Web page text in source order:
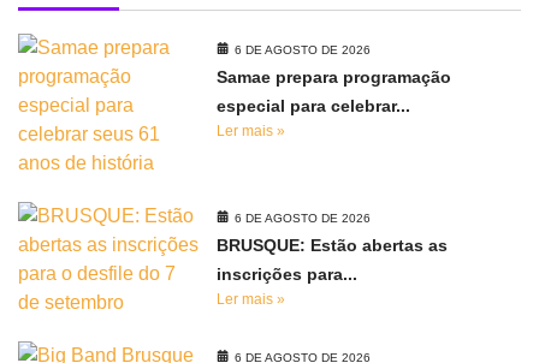
6 DE AGOSTO DE 2026
Samae prepara programação
especial para celebrar...
Ler mais »
6 DE AGOSTO DE 2026
BRUSQUE: Estão abertas as
inscrições para...
Ler mais »
6 DE AGOSTO DE 2026